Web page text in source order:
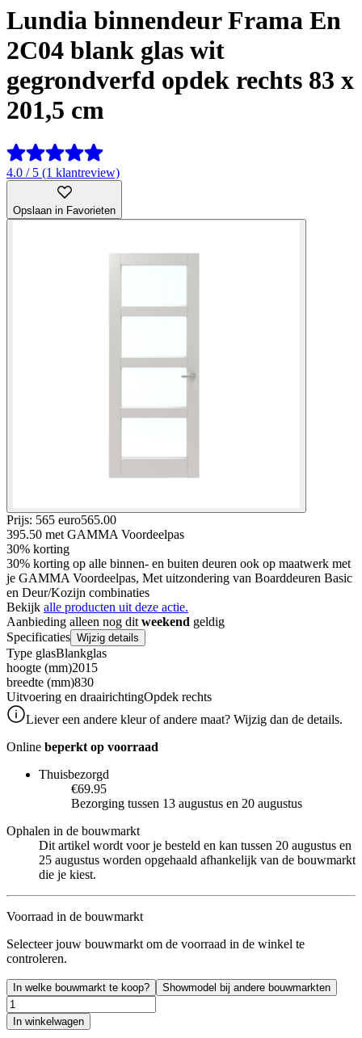
Lundia binnendeur Frama En
2C04 blank glas wit
gegrondverfd opdek rechts 83 x
201,5 cm
4.0 / 5 (1 klantreview)
Opslaan in Favorieten
Prijs: 565 euro565.00
395.50 met GAMMA Voordeelpas
30% korting
30% korting op alle binnen- en buiten deuren ook op maatwerk met
je GAMMA Voordeelpas, Met uitzondering van Boarddeuren Basic
en Deur/Kozijn combinaties
Bekijk alle producten uit deze actie.
Aanbieding alleen nog dit weekend geldig
Specificaties Wijzig details
Type glasBlankglas
hoogte (mm)2015
breedte (mm)830
Uitvoering en draairichtingOpdek rechts
Liever een andere kleur of andere maat? Wijzig dan de details.
Online beperkt op voorraad
Thuisbezorgd
€69.95
Bezorging tussen 13 augustus en 20 augustus
Ophalen in de bouwmarkt
Dit artikel wordt voor je besteld en kan tussen 20 augustus en
25 augustus worden opgehaald afhankelijk van de bouwmarkt
die je kiest.
Voorraad in de bouwmarkt
Selecteer jouw bouwmarkt om de voorraad in de winkel te
controleren.
In welke bouwmarkt te koop? Showmodel bij andere bouwmarkten
In winkelwagen